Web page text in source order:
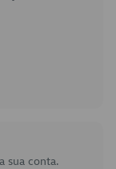
sua conta.